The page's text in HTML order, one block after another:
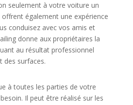
seulement à votre voiture un
également une expérience
conduisez avec vos amis et
donne aux propriétaires la
au résultat professionnel
des surfaces.
à toutes les parties de votre
Il peut être réalisé sur les